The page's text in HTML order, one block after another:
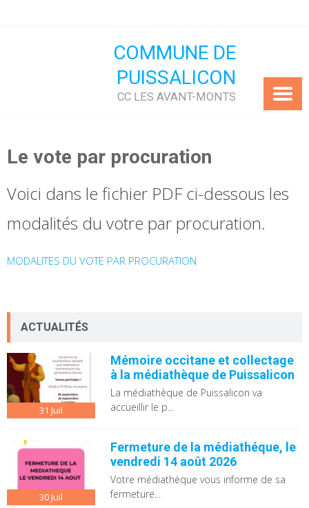
COMMUNE DE
PUISSALICON
CC LES AVANT-MONTS
Le vote par procuration
Voici dans le fichier PDF ci-dessous les
modalités du votre par procuration.
MODALITES DU VOTE PAR PROCURATION
ACTUALITÉS
31 Juil
Mémoire occitane et collectage
à la médiathèque de Puissalicon
La médiathèque de Puissalicon va
accueillir le p...
30Juil
Fermeture de la médiathéque, le
vendredi 14 août 2026
Votre médiathèque vous informe de sa
fermeture...